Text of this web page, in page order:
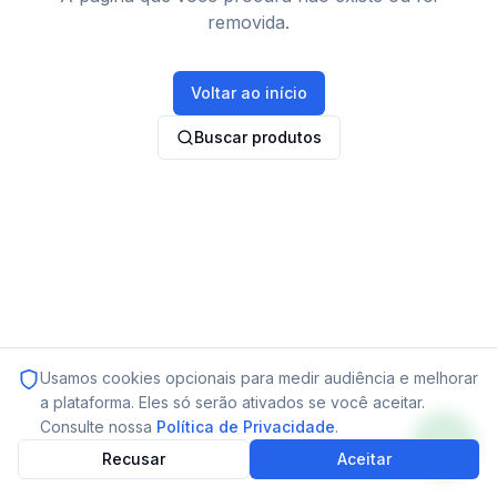
removida.
Voltar ao início
Buscar produtos
Usamos cookies opcionais para medir audiência e melhorar
a plataforma. Eles só serão ativados se você aceitar.
Consulte nossa Política de Privacidade.
Recusar
Aceitar